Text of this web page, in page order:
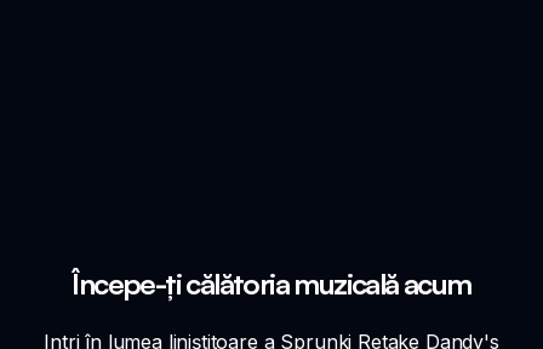
Începe-ți călătoria muzicală acum
Intri în lumea liniștitoare a Sprunki Retake Dandy's